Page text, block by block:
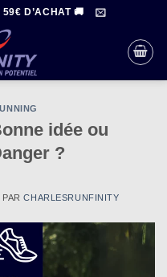
D’ACHAT 🚚
idée ou
?
PARCHARLESRUNFINITY